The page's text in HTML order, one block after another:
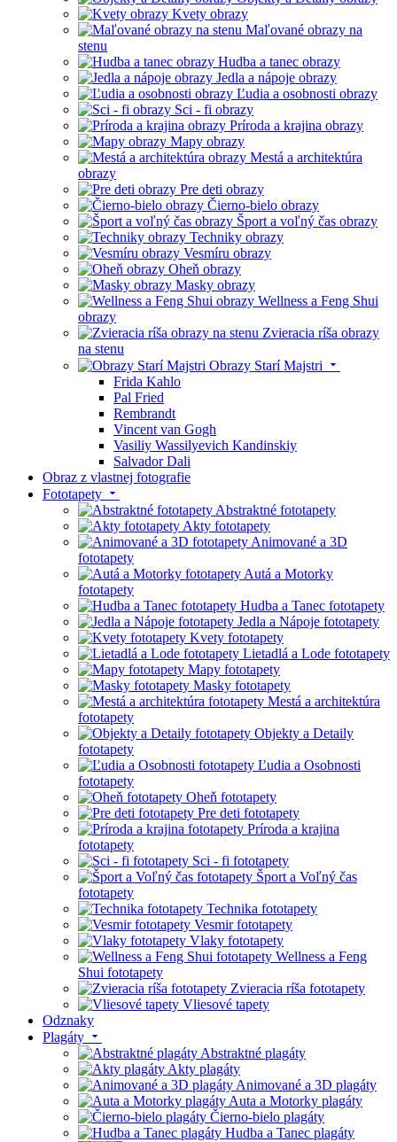
Kvety obrazy
Maľované obrazy na
stenu
Hudba a tanec obrazy
Jedla a nápoje obrazy
Ľudia a osobnosti obrazy
Sci - fi obrazy
Príroda a krajina obrazy
Mapy obrazy
Mestá a architektúra
obrazy
Pre deti obrazy
Čierno-bielo obrazy
Šport a voľný čas obrazy
Techniky obrazy
Vesmíru obrazy
Oheň obrazy
Masky obrazy
Wellness a Feng Shui
obrazy
Zvieracia ríša obrazy
na stenu
Obrazy Starí Majstri
Frida Kahlo
Pal Fried
Rembrandt
Vincent van Gogh
Vasiliy Wassilyevich Kandinskiy
Salvador Dali
Obraz z vlastnej fotografie
Fototapety
Abstraktné fototapety
Akty fototapety
Animované a 3D
fototapety
Autá a Motorky
fototapety
Hudba a Tanec fototapety
Jedla a Nápoje fototapety
Kvety fototapety
Lietadlá a Lode fototapety
Mapy fototapety
Masky fototapety
Mestá a architektúra
fototapety
Objekty a Detaily
fototapety
Ľudia a Osobnosti
fototapety
Oheň fototapety
Pre deti fototapety
Príroda a krajina
fototapety
Sci - fi fototapety
Šport a Voľný čas
fototapety
Technika fototapety
Vesmir fototapety
Vlaky fototapety
Wellness a Feng
Shui fototapety
Zvieracia ríša fototapety
Vliesové tapety
Odznaky
Plagáty
Abstraktné plagáty
Akty plagáty
Animované a 3D plagáty
Auta a Motorky plagáty
Čierno-bielo plagáty
Hudba a Tanec plagáty